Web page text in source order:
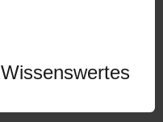
Wissenswertes